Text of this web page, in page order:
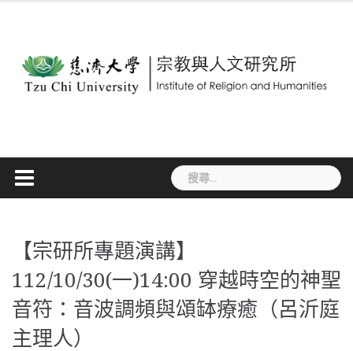
搜
尋
字:
【宗研所專題演講】
112/10/30(一)14:00 穿越時空的神聖
音符：音波調頻與頌缽療癒（呂沂庭
主理人）